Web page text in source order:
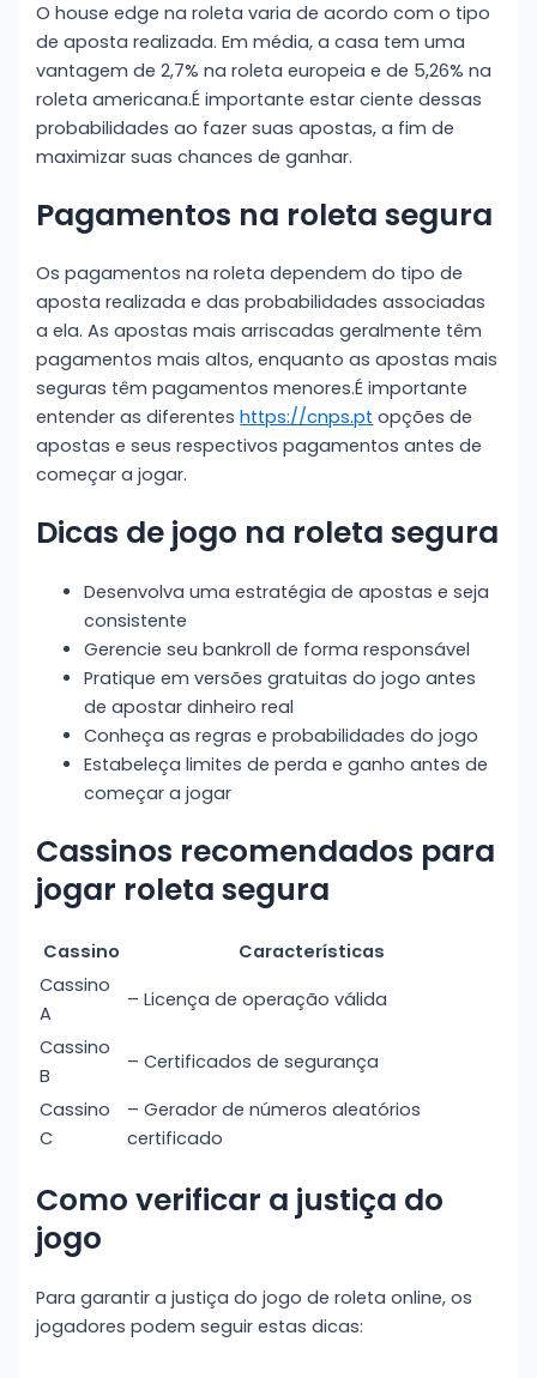
O house edge na roleta varia de acordo com o tipo
de aposta realizada. Em média, a casa tem uma
vantagem de 2,7% na roleta europeia e de 5,26% na
roleta americana.É importante estar ciente dessas
probabilidades ao fazer suas apostas, a fim de
maximizar suas chances de ganhar.
Pagamentos na roleta segura
Os pagamentos na roleta dependem do tipo de
aposta realizada e das probabilidades associadas
a ela. As apostas mais arriscadas geralmente têm
pagamentos mais altos, enquanto as apostas mais
seguras têm pagamentos menores.É importante
entender as diferenteshttps://cnps.pt opções de
apostas e seus respectivos pagamentos antes de
começar a jogar.
Dicas de jogo na roleta segura
Desenvolva uma estratégia de apostas e seja
consistente
Gerencie seu bankroll de forma responsável
Pratique em versões gratuitas do jogo antes
de apostar dinheiro real
Conheça as regras e probabilidades do jogo
Estabeleça limites de perda e ganho antes de
começar a jogar
Cassinos recomendados para
jogar roleta segura
Cassino
Características
Cassino
A
– Licença de operação válida
Cassino
B
– Certificados de segurança
Cassino
C
– Gerador de números aleatórios
certificado
Como verificar a justiça do
jogo
Para garantir a justiça do jogo de roleta online, os
jogadores podem seguir estas dicas: